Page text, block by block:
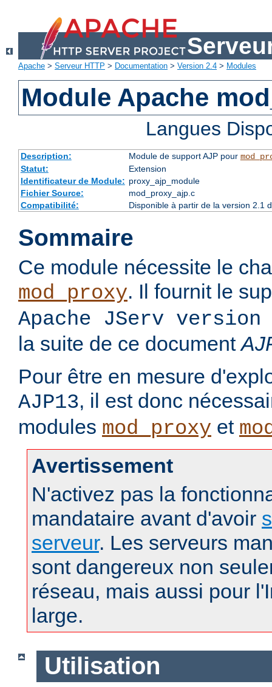
Apache > Serveur HTTP > Documentation > Version 2.4 > Modules
Module Apache
Langues
Description: Module de support AJP pour
Statut:
Extension
Identificateur de Module: proxy_ajp_module
Fichier Source:
mod_proxy_ajp.c
Compatibilité:
Disponible à partir de la version 2.1
Sommaire
Ce module nécessite le
mod_proxy. Il fournit le
Apache JServ
la suite de ce document
Pour être en mesure
AJP13, il est donc
modules mod_proxy et
Avertissement
N'activez pas la
mandataire avant d'avoir
serveur. Les serveurs
sont dangereux non
réseau, mais aussi pour
large.
Utilisation